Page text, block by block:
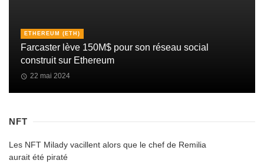
ETHEREUM (ETH)
Farcaster lève 150M$ pour son réseau social
construit sur Ethereum
22 mai 2024
NFT
Les NFT Milady vacillent alors que le chef de Remilia
aurait été piraté